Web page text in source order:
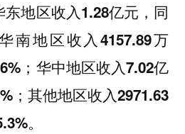
东地区收入1.28亿元，同
南地区收入4157.89万
；华中地区收入7.02亿
；其他地区收入2971.63
。